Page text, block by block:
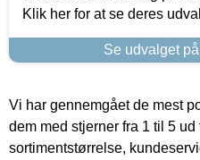
Klik her for at se deres
Se udvalget
Vi har gennemgået de mest
dem med stjerner fra 1 til 5
sortimentstørrelse,